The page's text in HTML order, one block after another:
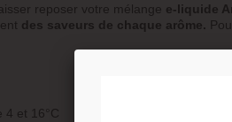
reposer votre mélange e-liquide
des saveurs de chaque arôme.
et 16°C